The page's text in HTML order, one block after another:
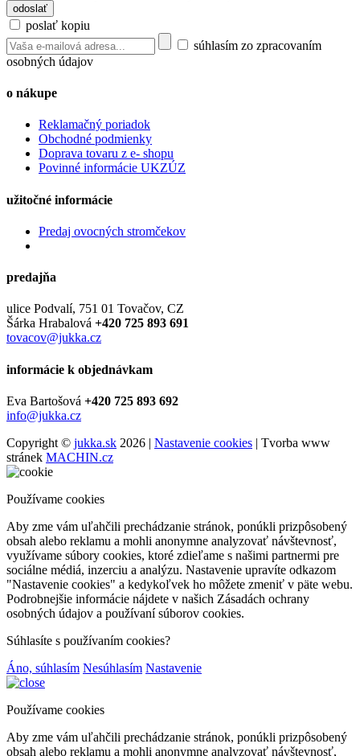
poslať kopiu
súhlasím zo zpracovaním
osobných údajov
o nákupe
Reklamačný poriadok
Obchodné podmienky
Doprava tovaru z e- shopu
Povinné informácie UKZÚZ
užitočné informácie
Predaj ovocných stromčekov
predajňa
ulice Podvalí, 751 01 Tovačov, CZ
Šárka Hrabalová +420 725 893 691
tovacov@jukka.cz
informácie k objednávkam
Eva Bartošová +420 725 893 692
info@jukka.cz
Copyright © jukka.sk 2026 | Nastavenie cookies | Tvorba www
stránek MACHIN.cz
Používame cookies
Aby zme vám uľahčili prechádzanie stránok, ponúkli prizpôsobený
obsah alebo reklamu a mohli anonymne analyzovať návštevnosť,
využívame súbory cookies, ktoré zdieľame s našimi partnermi pre
sociálne médiá, inzerciu a analýzu. Nastavenie upravíte odkazom
"Nastavenie cookies" a kedykoľvek ho môžete zmeniť v päte webu.
Podrobnejšie informácie nájdete v našich Zásadách ochrany
osobných údajov a používaní súborov cookies.
Súhlasíte s používaním cookies?
Áno, súhlasím Nesúhlasím Nastavenie
Používame cookies
Aby zme vám uľahčili prechádzanie stránok, ponúkli prizpôsobený
obsah alebo reklamu a mohli anonymne analyzovať návštevnosť,